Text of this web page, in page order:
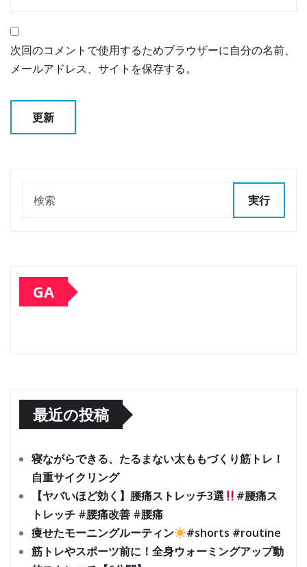
次回のコメントで使用するためブラウザーに自分の名前、
メールアドレス、サイトを保存する。
実行
GA
最近の投稿
寝ながらできる、たるまない太ももづくり筋トレ！
自重サイクリング
【ヤバいほど効く】腰痛ストレッチ3選
#腰痛ス
トレッチ #腰痛改善 #腰痛
痩せたモーニングルーティン
#shorts #routine
筋トレやスポーツ前に！全身ウォーミングアップ動